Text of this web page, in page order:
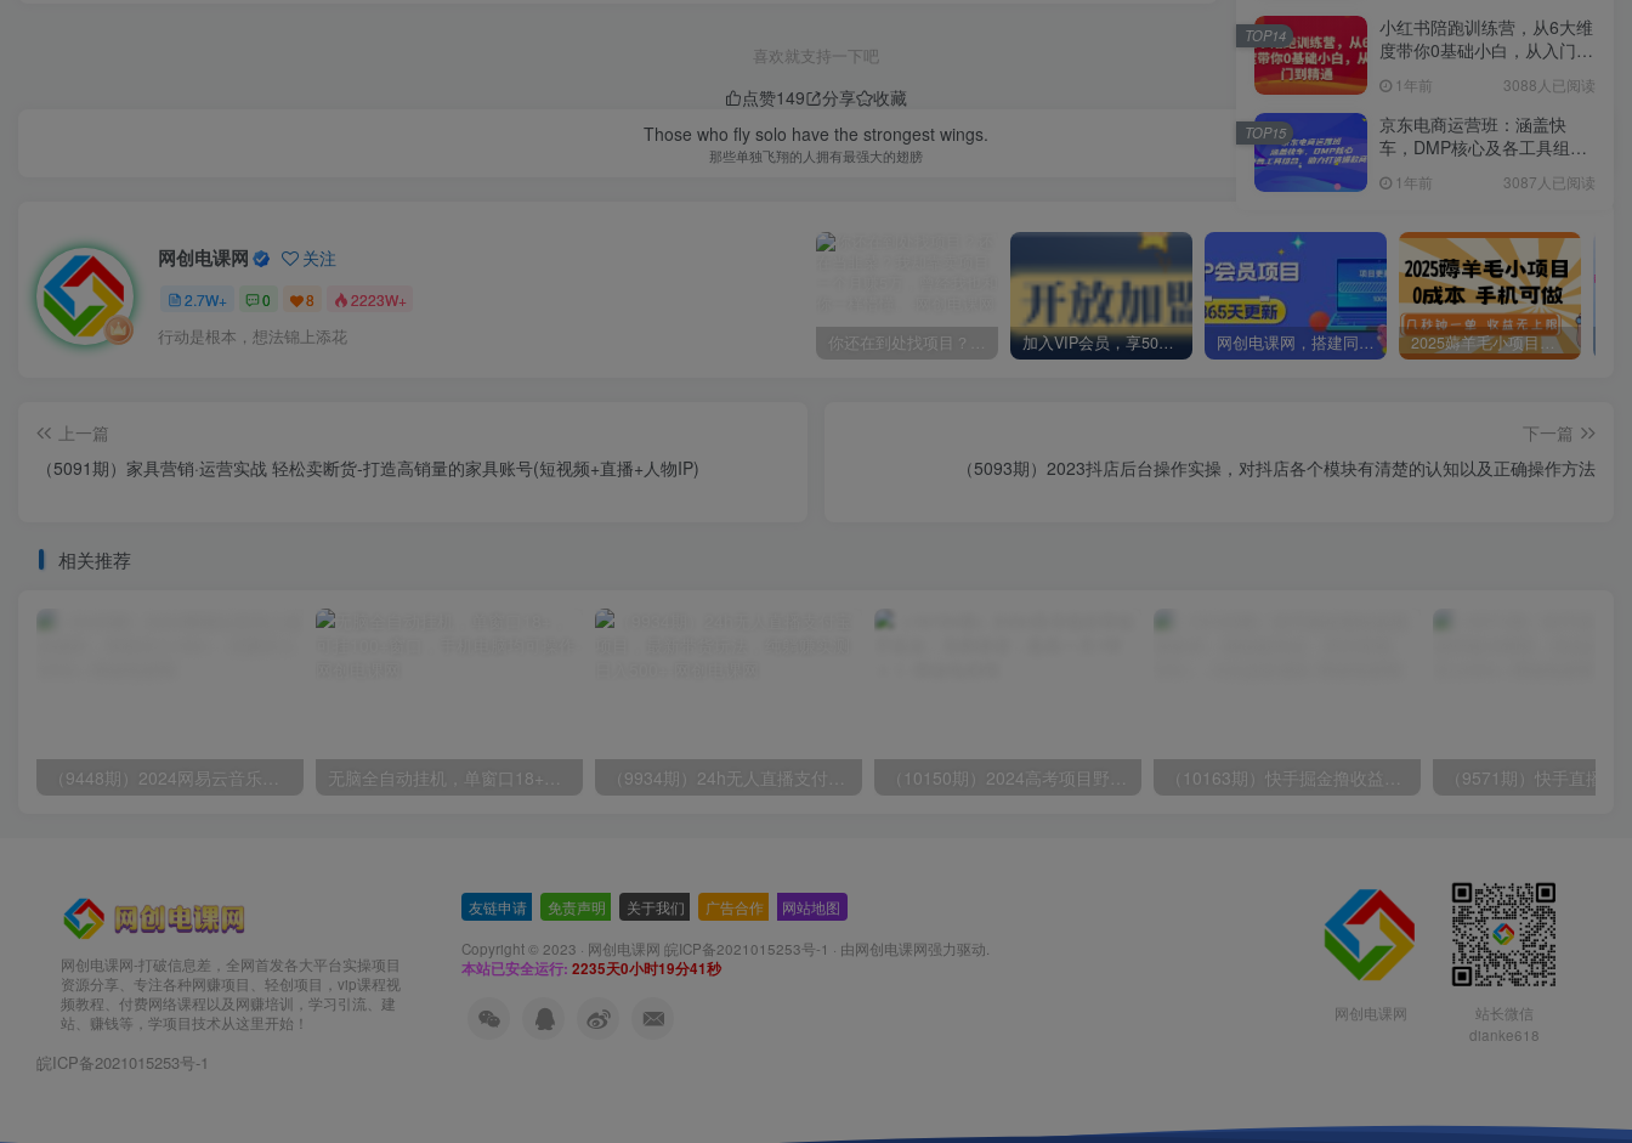
喜欢就支持一下吧
点赞149 分享
收藏
Those who fly solo have the strongest wings.
那些单独飞翔的人拥有最强大的翅膀
网创电课网 关注
2.7W+ 0 8 2223W+
行动是根本，想法锦上添花 你还在到处找项目？还在当韭菜？我却靠卖项目一个月赚5万，曾经我也和你一样懵懂。 加入VIP会员，享50%的推广提成，免费学习多种网上创业课程，菜鸟秒变大神！ 网创电课网，搭建同款知识付费资源网站，实现长期稳定被动收入~ 2025薅羊毛小项目，0成本 手机可做，几秒钟一单，收益无上限
上一篇
（5091期）家具营销·运营实战 轻松卖断货-打造高销量的家具账号(短视频+直播+人物IP)
下一篇
（5093期）2023抖店后台操作实操，对抖店各个模块有清楚的认知以及正确操作方法
相关推荐
（9448期）2024网易云音乐人挂机项目，单机日入150+，无脑月入5000+ 无脑全自动挂机，单窗口18+，可挂100+窗口，手机电脑均可操作 （9934期）24h无人直播支付宝项目，最新带货玩法，纯躺赚实测日入500+ （10150期）2024高考项目野路子玩法，无限裂变，最高一天1W＋！ （10163期）快手掘金撸收益最新技术，高收益玩法，单日变现500+，小白必备项目
小红书陪跑训练营，从6大维
度带你0基础小白，从入门到
1年前 3088人已阅读
TOP14
京东电商运营班：涵盖快
车，DMP核心及各工具组
1年前 3087人已阅读
TOP15
网创电课网-打破信息差，全网首发各大平台实操项目
资源分享、专注各种网赚项目、轻创项目，vip课程视
频教程、付费网络课程以及网赚培训，学习引流、建
站、赚钱等，学项目技术从这里开始！
友链申请 免责声明 关于我们 广告合作 网站地图
Copyright © 2023 · 网创电课网 皖ICP备2021015253号-1 · 由网创电课网强力驱动.
本站已安全运行: 2235天0小时19分43秒
网创电课网
站长微信
dianke618
皖ICP备2021015253号-1